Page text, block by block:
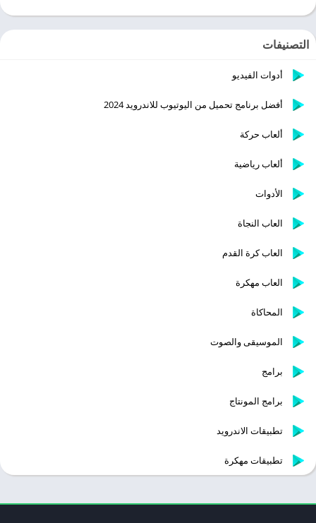
التصنيفات
أدوات الفيديو
أفضل برنامج تحميل من اليوتيوب للاندرويد 2024
ألعاب حركة
ألعاب رياضية
الأدوات
العاب النجاة
العاب كرة القدم
العاب مهكرة
المحاكاة
الموسيقى والصوت
برامج
برامج المونتاج
تطبيقات الاندرويد
تطبيقات مهكرة